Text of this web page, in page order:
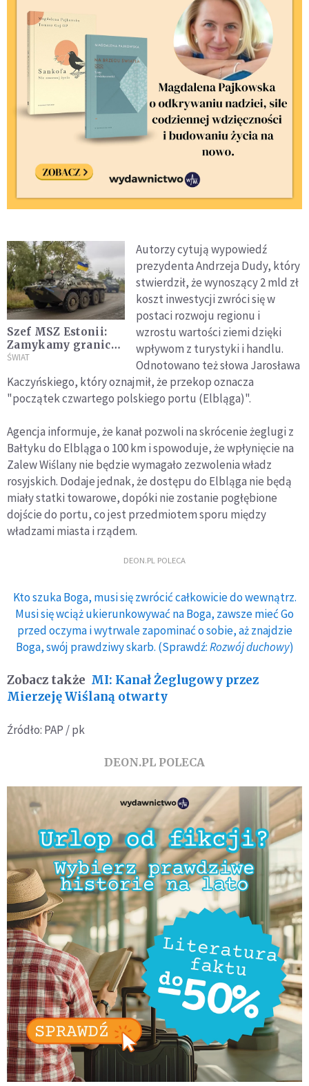
Szef MSZ Estonii:
Zamykamy granicę
z Rosją w obawie
rosyjskich agentów
ŚWIAT
Autorzy cytują wypowiedź
prezydenta Andrzeja Dudy, który
stwierdził, że wynoszący 2 mld zł
koszt inwestycji zwróci się w
postaci rozwoju regionu i
wzrostu wartości ziemi dzięki
wpływom z turystyki i handlu.
Odnotowano też słowa Jarosława
Kaczyńskiego, który oznajmił, że przekop oznacza
"początek czwartego polskiego portu (Elbląga)".
Agencja informuje, że kanał pozwoli na skrócenie żeglugi z
Bałtyku do Elbląga o 100 km i spowoduje, że wpłynięcie na
Zalew Wiślany nie będzie wymagało zezwolenia władz
rosyjskich. Dodaje jednak, że dostępu do Elbląga nie będą
miały statki towarowe, dopóki nie zostanie pogłębione
dojście do portu, co jest przedmiotem sporu między
władzami miasta i rządem.
DEON.PL POLECA
Kto szuka Boga, musi się zwrócić całkowicie do wewnątrz.
Musi się wciąż ukierunkowywać na Boga, zawsze mieć Go
przed oczyma i wytrwale zapominać o sobie, aż znajdzie
Boga, swój prawdziwy skarb. (Sprawdź:Rozwój duchowy)
Zobacz także MI: Kanał Żeglugowy przez
Mierzeję Wiślaną otwarty
Źródło: PAP / pk
DEON.PL POLECA